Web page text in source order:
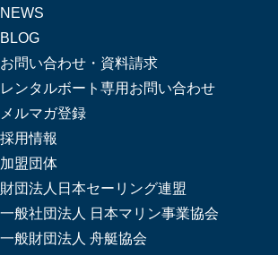
NEWS
BLOG
お問い合わせ・資料請求
レンタルボート専用お問い合わせ
メルマガ登録
採用情報
加盟団体
財団法人日本セーリング連盟
一般社団法人 日本マリン事業協会
一般財団法人 舟艇協会